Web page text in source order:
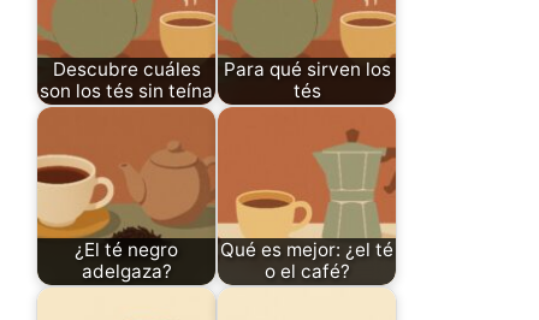
Descubre cuáles
son los tés sin teína
Para qué sirven los
tés
¿El té negro
adelgaza?
Qué es mejor: ¿el té
o el café?